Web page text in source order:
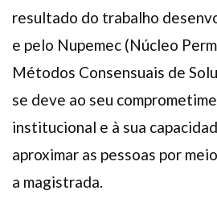
resultado do trabalho
e pelo Nupemec (Núcleo
Métodos Consensuais de
se deve ao seu
institucional e à sua
aproximar as pessoas por
a magistrada.